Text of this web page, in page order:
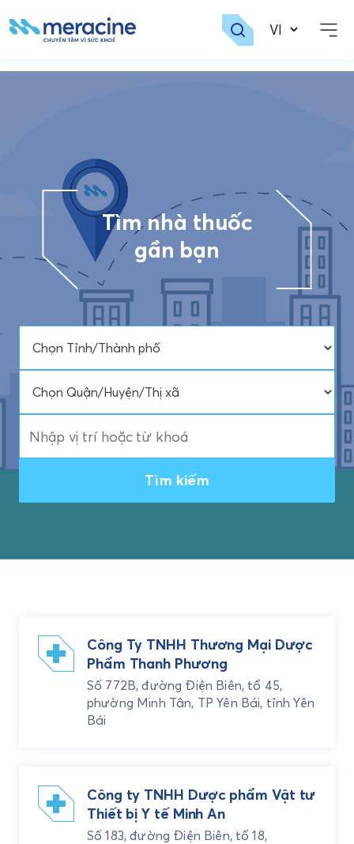
Tìm nhà thuốc
gần bạn
Tìm kiếm
Công Ty TNHH Thương Mại Dược
Phẩm Thanh Phương
Số 772B, đường Điện Biên, tổ 45,
phường Minh Tân, TP Yên Bái, tỉnh Yên
Bái
Công ty TNHH Dược phẩm Vật tư
Thiết bị Y tế Minh An
Số 183, đường Điện Biên, tổ 18,